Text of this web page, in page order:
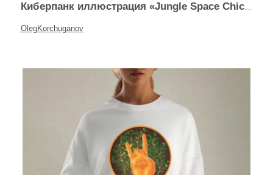
Киберпанк иллюстрация «Jungle Space Chicken»
OlegKorchuganov